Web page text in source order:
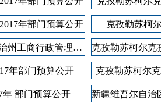
年部门预算公开 克孜勒苏柯
新疆维吾尔自治区克孜勒苏柯尔克孜自治州工商行政管理局2017年部门预算公开
年部门预算公开 克孜勒苏柯尔
年 部门预算公开